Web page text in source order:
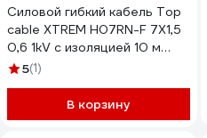
Силовой гибкий кабель Top
cable XTREM H07RN-F 7Х1,5
0,6 1kV с изоляцией 10 м
3007001MR10RU
5(1)
В корзину